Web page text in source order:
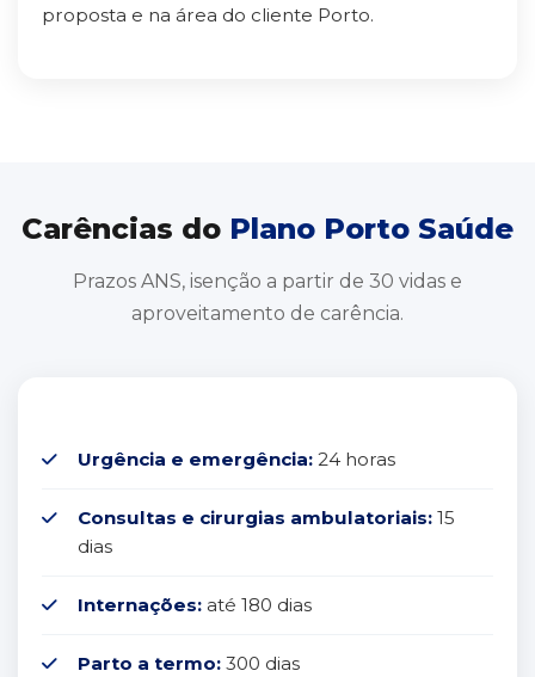
proposta e na área do cliente Porto.
Carências do Plano Porto Saúde
Prazos ANS, isenção a partir de 30 vidas e
aproveitamento de carência.
Urgência e emergência: 24 horas
Consultas e cirurgias ambulatoriais: 15
dias
Internações: até 180 dias
Parto a termo: 300 dias